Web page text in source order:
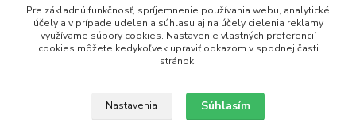
(PO - PIA, 8:00 - 18:00)
objednavky@naturaj.sk
Pre základnú funkčnosť, spríjemnenie používania webu, analytické
účely a v prípade udelenia súhlasu aj na účely cielenia reklamy
využívame súbory cookies. Nastavenie vlastných preferencií
cookies môžete kedykoľvek upraviť odkazom v spodnej časti
stránok.
Nastavenia Súhlasím